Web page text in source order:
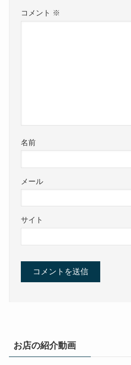
コメント ※
名前
メール
サイト
お店の紹介動画